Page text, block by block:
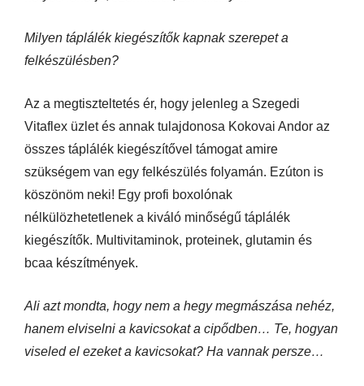
Milyen táplálék kiegészítők kapnak szerepet a
felkészülésben?
Az a megtiszteltetés ér, hogy jelenleg a Szegedi
Vitaflex üzlet és annak tulajdonosa Kokovai Andor az
összes táplálék kiegészítővel támogat amire
szükségem van egy felkészülés folyamán. Ezúton is
köszönöm neki! Egy profi boxolónak
nélkülözhetetlenek a kiváló minőségű táplálék
kiegészítők. Multivitaminok, proteinek, glutamin és
bcaa készítmények.
Ali azt mondta, hogy nem a hegy megmászása nehéz,
hanem elviselni a kavicsokat a cipődben… Te, hogyan
viseled el ezeket a kavicsokat? Ha vannak persze…